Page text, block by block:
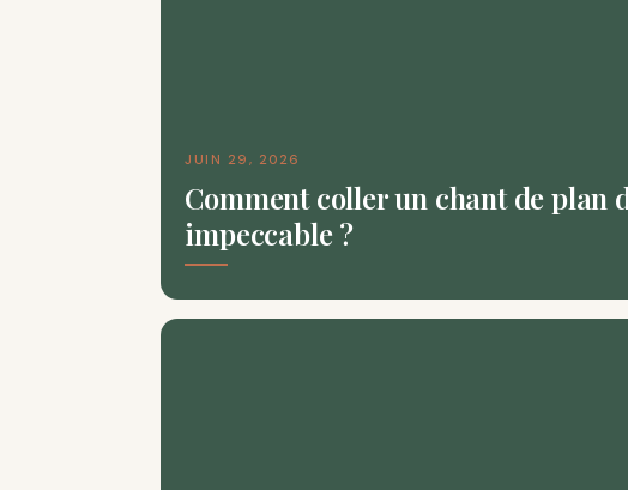
JUIN 29, 2026
Comment coller un chant de
impeccable ?